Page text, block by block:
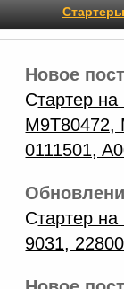
Стартеры
Новое
Cтартер
M9T80472,
0111501,
Cтартер
9031,